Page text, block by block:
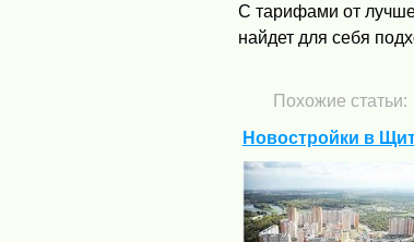
С тарифами от
найдет для себя
Похожие статьи:
Новостройки в